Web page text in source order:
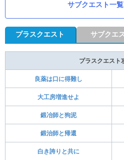
サブクエスト一
プラスクエスト サブクエ
プラスクエスト
良薬は口に得難し
大工房増進せよ
鍛冶師と狗泥
鍛治師と帰還
白き誇りと共に